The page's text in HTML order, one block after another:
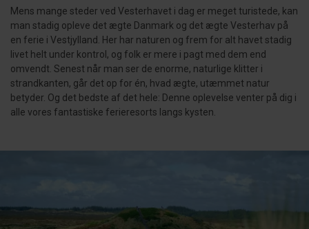
Mens mange steder ved Vesterhavet i dag er meget turistede, kan
man stadig opleve det ægte Danmark og det ægte Vesterhav på
en ferie i Vestjylland. Her har naturen og frem for alt havet stadig
livet helt under kontrol, og folk er mere i pagt med dem end
omvendt. Senest når man ser de enorme, naturlige klitter i
strandkanten, går det op for én, hvad ægte, utæmmet natur
betyder. Og det bedste af det hele: Denne oplevelse venter på dig i
alle vores fantastiske ferieresorts langs kysten.